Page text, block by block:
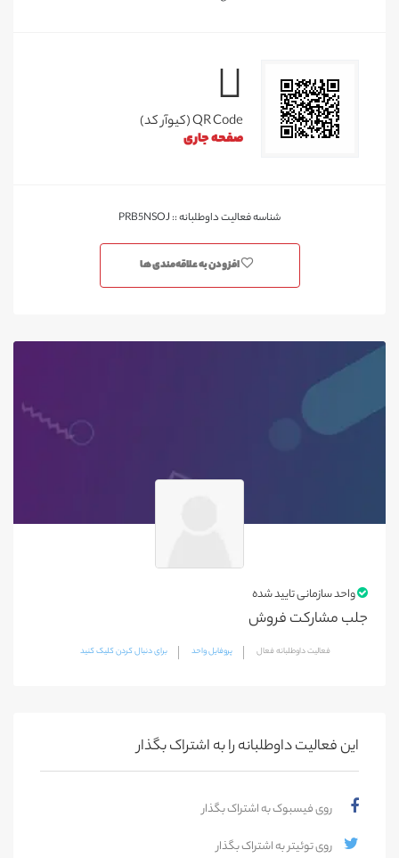
QR Code (کیوآر کد)
صفحه جاری
شناسه فعالیت داوطلبانه :: PRB5NSOJ
افزودن به علاقه‌مندی ها
واحد سازمانی تایید شده
جلب مشارکت فروش
فعالیت داوطلبانه فعال پروفایل واحد برای دنبال کردن کلیک کنید
این فعالیت‌ داوطلبانه را به اشتراک بگذار
روی فیسبوک به اشتراک بگذار
روی توئیتر به اشتراک بگذار